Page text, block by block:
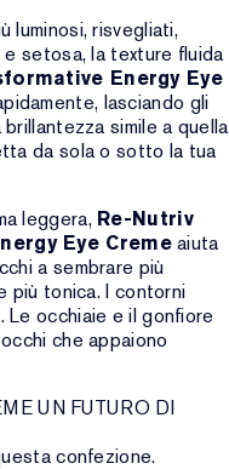
luminosi, risvegliati,
setosa, la texture fluida
Energy Eye
lasciando gli
simile a quella
da sola o sotto la tua
leggera, Re-Nutriv
Eye Cremeaiuta
a sembrare più
più tonica. I contorni
Le occhiaie e il gonfiore
che appaiono
UN FUTURO DI
confezione.